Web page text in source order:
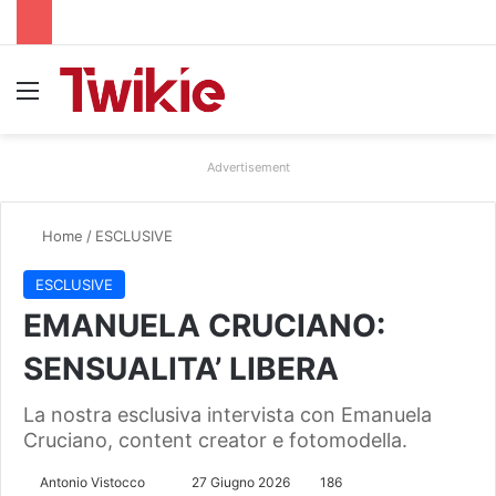
Advertisement
Home / ESCLUSIVE
ESCLUSIVE
EMANUELA CRUCIANO:
SENSUALITA’ LIBERA
La nostra esclusiva intervista con Emanuela
Cruciano, content creator e fotomodella.
Antonio Vistocco 27 Giugno 2026 186